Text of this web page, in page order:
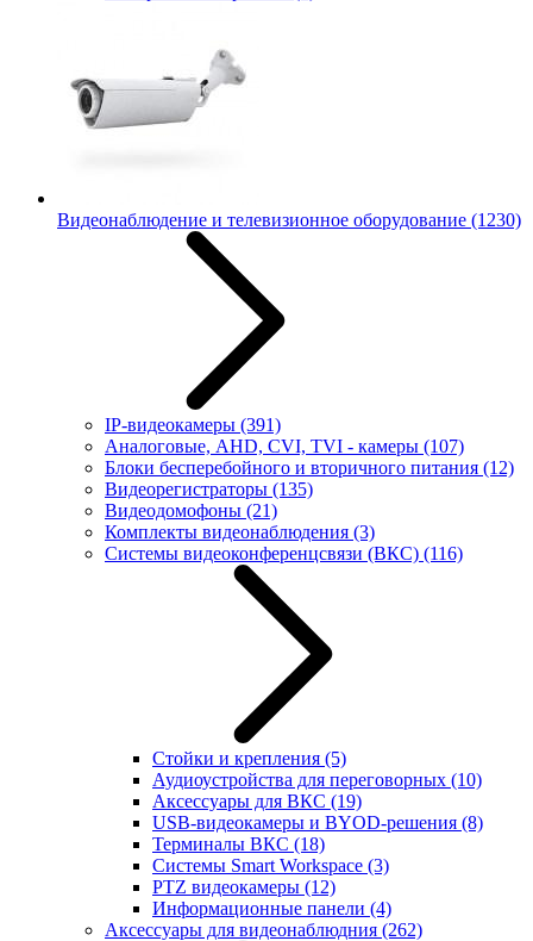
Видеонаблюдение и телевизионное оборудование (1230)
IP-видеокамеры (391)
Аналоговые, AHD, CVI, TVI - камеры (107)
Блоки бесперебойного и вторичного питания (12)
Видеорегистраторы (135)
Видеодомофоны (21)
Комплекты видеонаблюдения (3)
Системы видеоконференцсвязи (ВКС) (116)
Стойки и крепления (5)
Аудиоустройства для переговорных (10)
Аксессуары для ВКС (19)
USB-видеокамеры и BYOD-решения (8)
Терминалы ВКС (18)
Системы Smart Workspace (3)
PTZ видеокамеры (12)
Информационные панели (4)
Аксессуары для видеонаблюдния (262)